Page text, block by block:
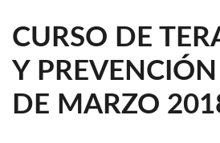
CURSO DE
Y
DE MARZO